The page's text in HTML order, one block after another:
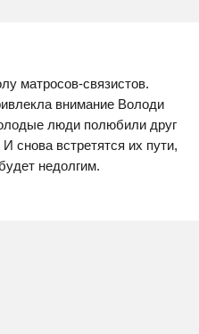
матросов-связистов.
внимание Володи
люди полюбили друг
снова встретятся их пути,
недолгим.